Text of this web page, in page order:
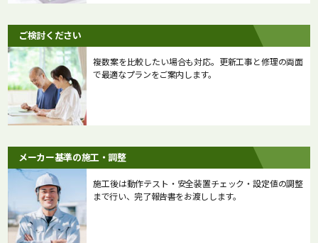
ご検討ください
複数案を比較したい場合も対応。更新工事と修理の両面
で最適なプランをご案内します。
メーカー基準の施工・調整
施工後は動作テスト・安全装置チェック・設定値の調整
まで行い、完了報告書をお渡しします。